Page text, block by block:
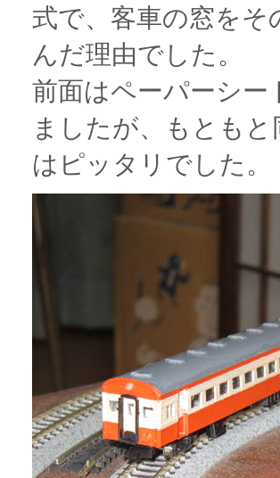
式で、客車の窓を
んだ理由でした。
前面はペーパーシー
ましたが、もとも
はピッタリでした。